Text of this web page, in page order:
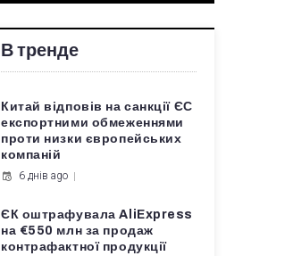
В тренде
Китай відповів на санкції ЄС
експортними обмеженнями
проти низки європейських
компаній
6 днів ago
ЄК оштрафувала AliExpress
на €550 млн за продаж
контрафактної продукції